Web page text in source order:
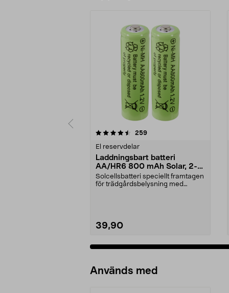
259recensioner
El reservdelar
Laddningsbart batteri
AA/HR6 800 mAh Solar, 2-
pack
Solcellsbatteri speciellt framtagen
för trädgårdsbelysning med
39,90
4.0 av 5 stjärnor
Används med